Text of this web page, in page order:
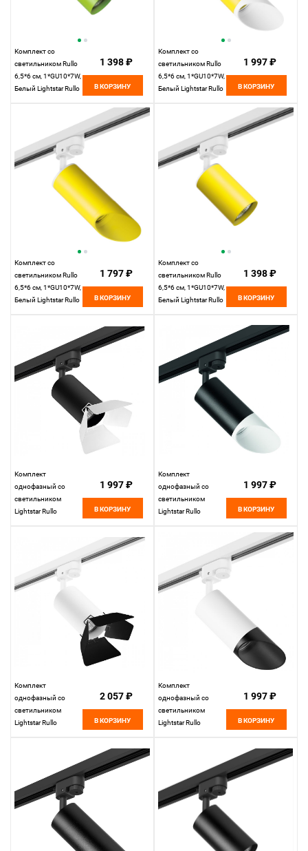
Комплект со
светильником Rullo
6,5*6 см, 1*GU10*7W,
Белый Lightstar Rullo
1 398 ₽
В КОРЗИНУ
Комплект со
светильником Rullo
6,5*6 см, 1*GU10*7W,
Белый Lightstar Rullo
1 997 ₽
В КОРЗИНУ
Комплект со
светильником Rullo
6,5*6 см, 1*GU10*7W,
Белый Lightstar Rullo
1 797 ₽
В КОРЗИНУ
Комплект со
светильником Rullo
6,5*6 см, 1*GU10*7W,
Белый Lightstar Rullo
1 398 ₽
В КОРЗИНУ
Комплект
однофазный со
светильником
Lightstar Rullo
1 997 ₽
В КОРЗИНУ
Комплект
однофазный со
светильником
Lightstar Rullo
1 997 ₽
В КОРЗИНУ
Комплект
однофазный со
светильником
Lightstar Rullo
2 057 ₽
В КОРЗИНУ
Комплект
однофазный со
светильником
Lightstar Rullo
1 997 ₽
В КОРЗИНУ